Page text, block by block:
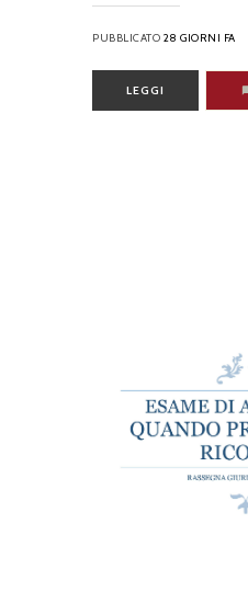
PUBBLICATO 28 GIORNI FA
LEGGI